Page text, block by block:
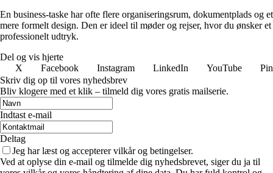
En business-taske har ofte flere organiseringsrum, dokumentplads og et
mere formelt design. Den er ideel til møder og rejser, hvor du ønsker et
professionelt udtryk.
Del og vis hjerte
X
Facebook Instagram LinkedIn YouTube
Skriv dig op til vores nyhedsbrev
Bliv klogere med et klik – tilmeld dig vores gratis mailserie.
Indtast e-mail
Deltag
Jeg har læst og accepterer vilkår og betingelser.
Ved at oplyse din e-mail og tilmelde dig nyhedsbrevet, siger du ja til